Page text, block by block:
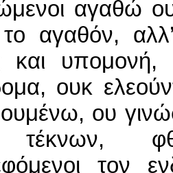
αγαθώ
αγαθόν,
και υπομονή,
ουκ
ου
τέκνων,
τον